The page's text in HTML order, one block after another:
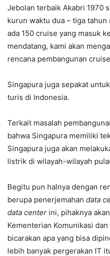
Jebolan terbaik Akabri 1970
kurun waktu dua – tiga
ada 150 cruise yang masuk
mendatang, kami akan
rencana pembangunan
Singapura juga sepakat
turis di Indonesia.
Terkait masalah
bahwa Singapura memiliki
Singapura juga akan
listrik di wilayah-wilayah
Begitu pun halnya dengan
berupa penerjemahan data
data center ini, pihaknya
Kementerian Komunikasi
bicarakan apa yang bisa
lebih banyak pergerakan IT